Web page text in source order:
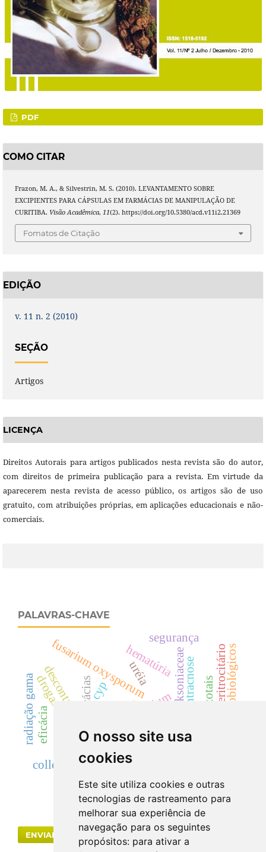
O nosso site usa
cookies
Este site utiliza cookies e outras
tecnologias de rastreamento para
melhorar sua experiência de
navegação para os seguintes
propósitos: para ativar a
PDF
COMO CITAR
Frazon, M. A., & Silvestrin, M. S. (2010). LEVANTAMENTO SOBRE
EXCIPIENTES PARA CÁPSULAS EM FARMÁCIAS DE MANIPULAÇÃO DE
CURITIBA. Visão Acadêmica, 11(2). https://doi.org/10.5380/acd.v11i2.21369
Fomatos de Citação
EDIÇÃO
v. 11 n. 2 (2010)
SEÇÃO
Artigos
LICENÇA
Direitos Autorais para artigos publicados nesta revista são do autor,
com direitos de primeira publicação para a revista. Em virtude da
aparecerem nesta revista de acesso público, os artigos são de uso
gratuito, com atribuições próprias, em aplicações educacionais e não-
comerciais.
PALAVRAS-CHAVE
creatinina
dicksoniaceae
dicksonia sellowiana
cylindrocladium
colletotrichum acutatum
fusarium oxysporum
acácias
cilindrúria.
uréia dismorfismo eritrocitário
hematúria
descontaminação
drogas vegetais
radiação gama landrace
antracnose cinzas totais
segurança
eficácia imunobiológicos
cyp
ENVIAR SUBMISSÃO